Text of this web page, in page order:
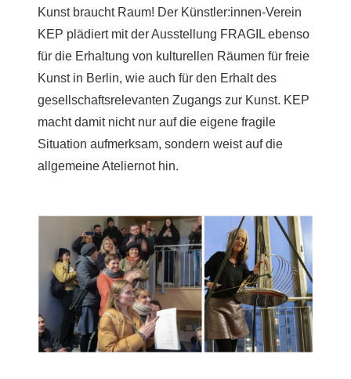
Kunst braucht Raum! Der Künstler:innen-Verein
KEP plädiert mit der Ausstellung FRAGIL ebenso
für die Erhaltung von kulturellen Räumen für freie
Kunst in Berlin, wie auch für den Erhalt des
gesellschaftsrelevanten Zugangs zur Kunst. KEP
macht damit nicht nur auf die eigene fragile
Situation aufmerksam, sondern weist auf die
allgemeine Ateliernot hin.